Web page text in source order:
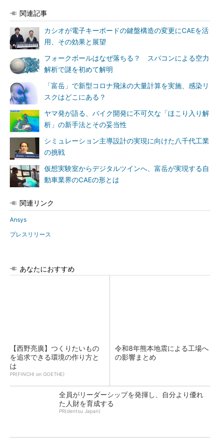
関連記事
カシオが電子キーボードの鍵盤構造の変更にCAEを活
用、その効果と展望
フォークボールはなぜ落ちる？ スパコンによる空力
解析で謎を初めて解明
「富岳」で新型コロナ飛沫の大量計算を実施、感染リ
スクはどこにある？
ヤマ発が語る、バイク開発に不可欠な「ほこり入り解
析」の新手法とその妥当性
シミュレーション主導設計の実現に向けた八千代工業
の挑戦
仮想実験室からデジタルツインへ、富岳が実現する自
動車業界のCAEの形とは
関連リンク
Ansys
プレスリリース
あなたにおすすめ
【西野亮廣】つくりたいもの
を追求できる環境の作り方と
は
PR(FINCHI on GOETHE)
令和8年熊本地震による工場へ
の影響まとめ
全員がリーダーシップを発揮し、自分より優れ
た人財を育成する
PR(dentsu Japan)